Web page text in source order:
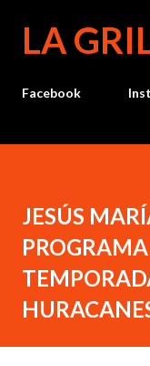
LA
Facebook
JESÚS